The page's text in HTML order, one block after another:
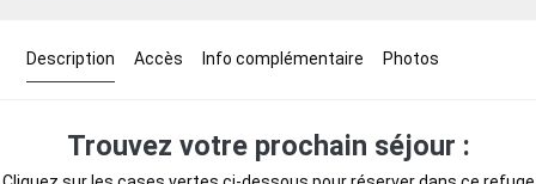
Description Accès Info complémentaire Photos
Trouvez votre prochain séjour :